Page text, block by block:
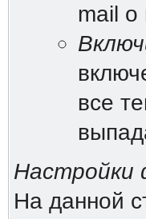
mail о
все
Настройки
На данной